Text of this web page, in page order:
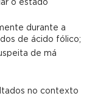
o estado
durante a
de ácido fólico;
de má
no contexto